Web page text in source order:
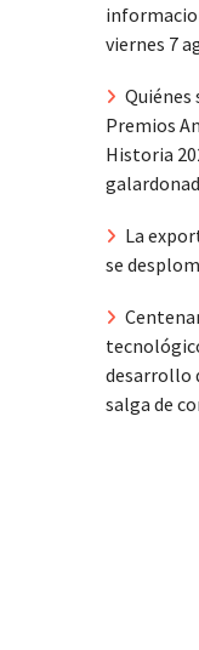
viernes 7
Quiénes
Premios
Historia
La
se
desarrollo
salga de